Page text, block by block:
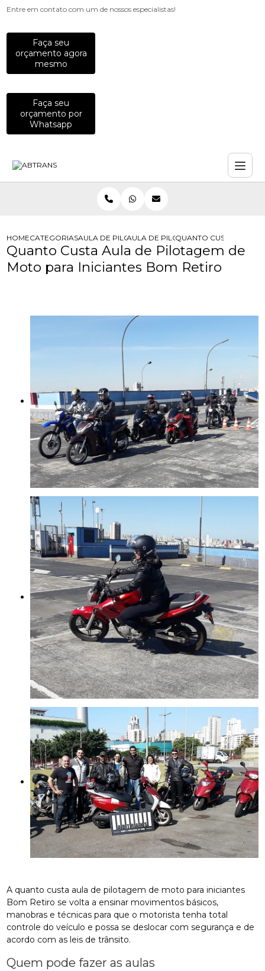
Entre em contato com um de nossos especialistas!
Faça seu
orçamento agora
mesmo
Faça seu
orçamento por
Whatsapp
HOMECATEGORIASAULA DE PILOTAGEMAULA DE PILOTAGEM PARA MOTO
QUANTO CUSTA AULA
Quanto Custa Aula de Pilotagem de
Moto para Iniciantes Bom Retiro
A quanto custa aula de pilotagem de moto para iniciantes
Bom Retiro se volta a ensinar movimentos básicos,
manobras e técnicas para que o motorista tenha total
controle do veículo e possa se deslocar com segurança e de
acordo com as leis de trânsito.
Quem pode fazer as aulas